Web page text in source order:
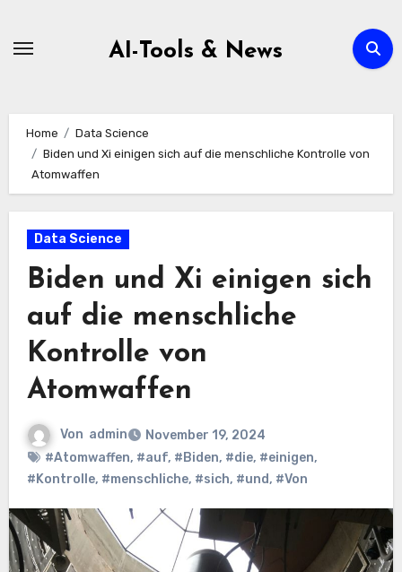
AI-Tools & News
Home
Data Science
Biden und Xi einigen sich auf die menschliche Kontrolle von
Atomwaffen
Data Science
Biden und Xi einigen sich
auf die menschliche
Kontrolle von
Atomwaffen
Von admin
November 19, 2024
#Atomwaffen, #auf, #Biden, #die, #einigen,
#Kontrolle, #menschliche, #sich, #und, #Von